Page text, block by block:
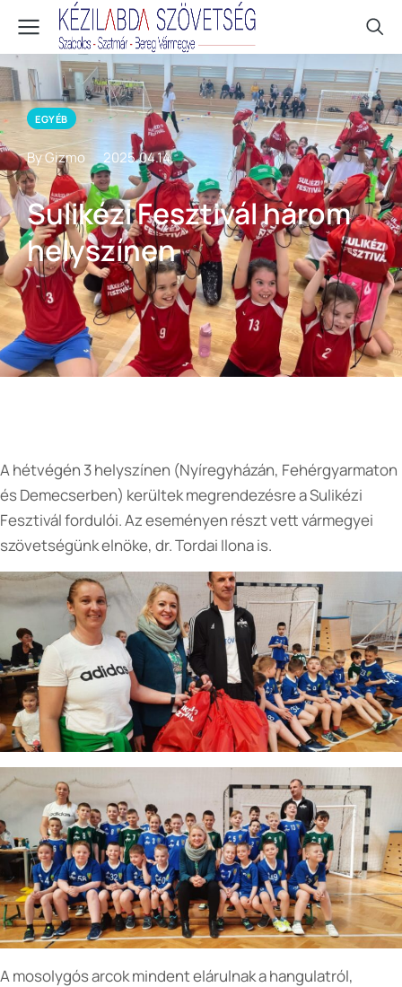
EGYÉB
By Gizmo 2025.04.14.
Sulikézi Fesztivál három
helyszínen
A hétvégén 3 helyszínen (Nyíregyházán, Fehérgyarmaton
és Demecserben) kerültek megrendezésre a Sulikézi
Fesztivál fordulói. Az eseményen részt vett vármegyei
szövetségünk elnöke, dr. Tordai Ilona is.
A mosolygós arcok mindent elárulnak a hangulatról,